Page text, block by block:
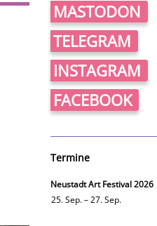
MASTODON
TELEGRAM
INSTAGRAM
FACEBOOK
Termine
Neustadt Art Festival 2026
25. Sep. – 27. Sep.